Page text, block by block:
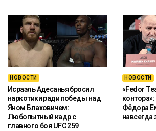
НОВОСТИ
Исраэль Адесанья бросил
наркотики ради победы над
Яном Блаховичем:
Любопытный кадр с
главного боя UFC 259
НОВОСТИ
«Fedor
Фёдора
навсегда